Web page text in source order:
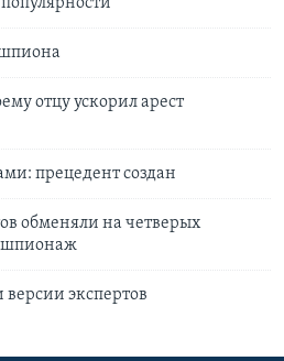
шпиона
отцу ускорил арест
прецедент создан
обменяли на четверых
шпионаж
экспертов